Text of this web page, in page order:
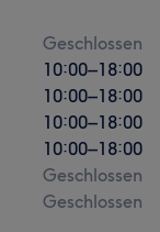
Geschlossen
10:00–18:00
10:00–18:00
10:00–18:00
10:00–18:00
Geschlossen
Geschlossen